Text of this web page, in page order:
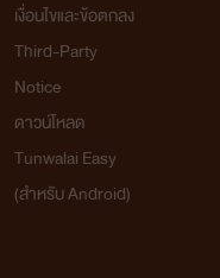
เงื่อนไขและข้อตกลง
Third-Party
Notice
ดาวน์โหลด
Tunwalai Easy
(สำหรับ Android)